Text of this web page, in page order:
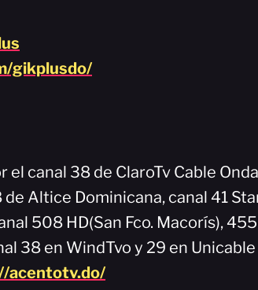
gikplusdo/
canal 38 de ClaroTv Cable
Altice Dominicana, canal 41
508 HD(San Fco. Macorís),
38 en WindTvo y 29 en Unicable
acentotv.do/